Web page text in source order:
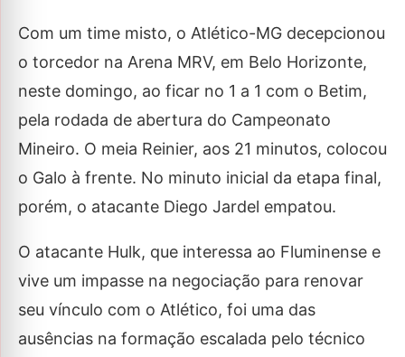
Com um time misto, o Atlético-MG decepcionou
o torcedor na Arena MRV, em Belo Horizonte,
neste domingo, ao ficar no 1 a 1 com o Betim,
pela rodada de abertura do Campeonato
Mineiro. O meia Reinier, aos 21 minutos, colocou
o Galo à frente. No minuto inicial da etapa final,
porém, o atacante Diego Jardel empatou.
O atacante Hulk, que interessa ao Fluminense e
vive um impasse na negociação para renovar
seu vínculo com o Atlético, foi uma das
ausências na formação escalada pelo técnico